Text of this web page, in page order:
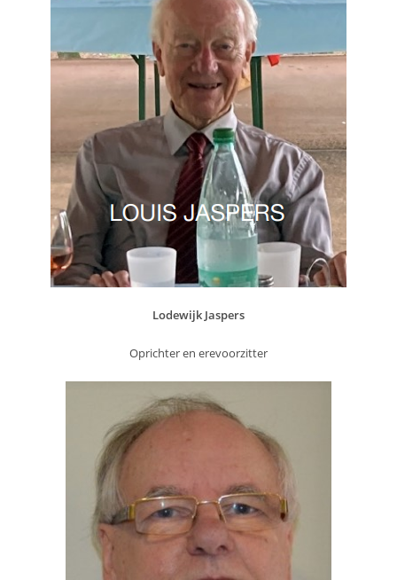
Lodewijk Jaspers
Oprichter en erevoorzitter